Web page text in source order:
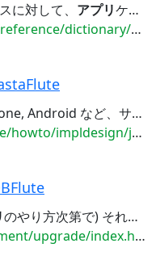
に対して、 アプリケーションによるギャップを追加する(できる)クラスということで、ギャップクラスと呼ばれます。...GenerationGap (ジェネレーションギャップ) 自動生成されたクラスに
alphabet/wg.html
など、サービスを作る上での構成
jsondesign.html
のやり方次第で) それ以前のバージョンからアップグレード ...成をし直して自動生成クラスに差分が何もないようであれば、
upgrade/index.html